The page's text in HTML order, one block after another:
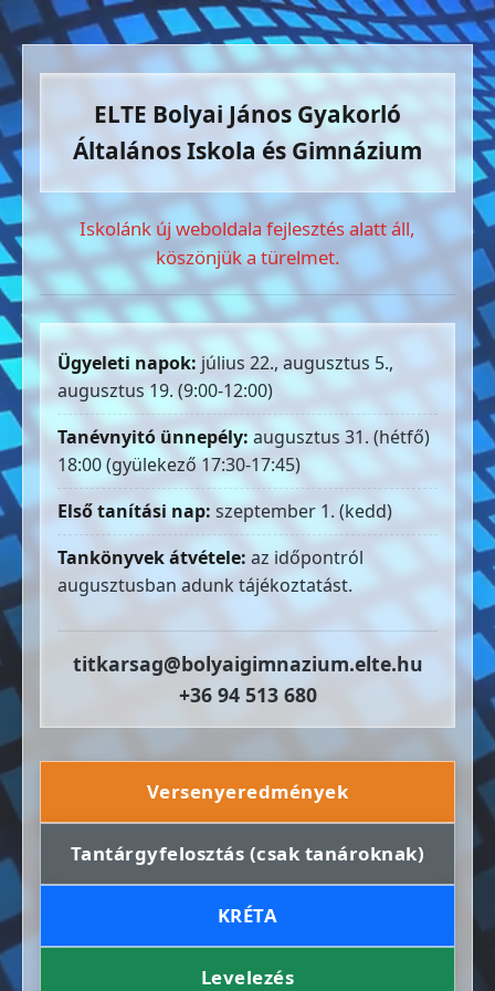
ELTE Bolyai János Gyakorló
Általános Iskola és Gimnázium
Iskolánk új weboldala fejlesztés alatt áll,
köszönjük a türelmet.
Ügyeleti napok: július 22., augusztus 5.,
augusztus 19. (9:00-12:00)
Tanévnyitó ünnepély: augusztus 31. (hétfő)
18:00 (gyülekező 17:30-17:45)
Első tanítási nap: szeptember 1. (kedd)
Tankönyvek átvétele: az időpontról
augusztusban adunk tájékoztatást.
titkarsag@bolyaigimnazium.elte.hu
+36 94 513 680
Versenyeredmények
Tantárgyfelosztás (csak tanároknak)
KRÉTA
Levelezés